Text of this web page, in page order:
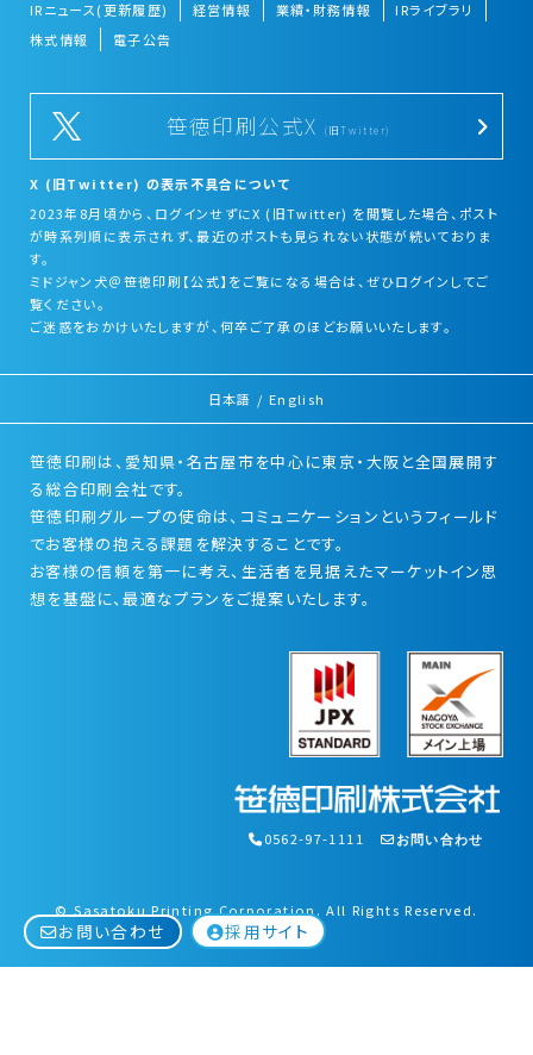
お問い合わせ 採用サイト
IRニュース(更新履歴) 経営情報 業績・財務情報
IRライブラリ
株式情報
電子公告
笹徳印刷公式X (旧Twitter)
X (旧Twitter) の表示不具合について
2023年8月頃から、ログインせずにX (旧Twitter) を閲覧した場合、ポスト
が時系列順に表示されず、最近のポストも見られない状態が続いておりま
す。
ミドジャン犬＠笹徳印刷【公式】をご覧になる場合は、ぜひログインしてご
覧ください。
ご迷惑をおかけいたしますが、何卒ご了承のほどお願いいたします。
日本語 / English
笹徳印刷は、愛知県・名古屋市を中心に東京・大阪と全国展開す
る総合印刷会社です。
笹徳印刷グループの使命は、コミュニケーションというフィールド
でお客様の抱える課題を解決することです。
お客様の信頼を第一に考え、生活者を見据えたマーケットイン思
想を基盤に、最適なプランをご提案いたします。
0562-97-1111 お問い合わせ
© Sasatoku Printing Corporation. All Rights Reserved.